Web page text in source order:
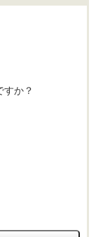
すか？